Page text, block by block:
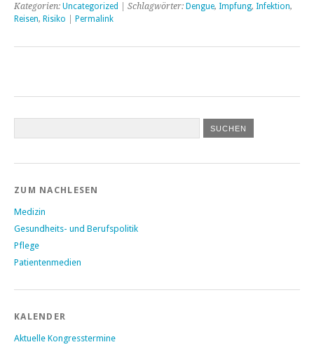
Kategorien: Uncategorized | Schlagwörter: Dengue, Impfung, Infektion,
Reisen, Risiko Permalink
ZUM NACHLESEN
Medizin
Gesundheits- und Berufspolitik
Pflege
Patientenmedien
KALENDER
Aktuelle Kongresstermine